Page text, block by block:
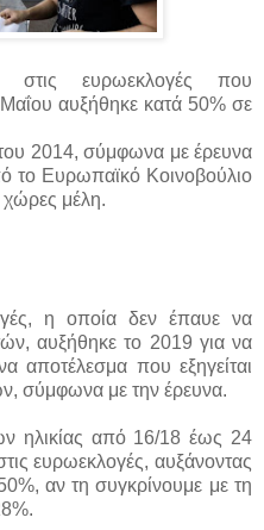
ευρωεκλογές που
αυξήθηκε κατά 50% σε
2014, σύμφωνα με έρευνα
το Ευρωπαϊκό Κοινοβούλιο
χώρες μέλη.
η οποία δεν έπαυε να
αυξήθηκε το 2019 για να
που εξηγείται
σύμφωνα με την έρευνα.
ηλικίας από 16/18 έως 24
ευρωεκλογές, αυξάνοντας
αν τη συγκρίνουμε με τη